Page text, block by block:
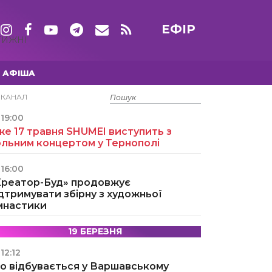
ЕФІР
АФІША
15 ТРАВНЯ
19:00
17 травня SHUMEI виступить з
концертом у Тернополі
16:00
Буд» продовжує
збірну з художньої
19 БЕРЕЗНЯ
12:12
відбувається у Варшавському